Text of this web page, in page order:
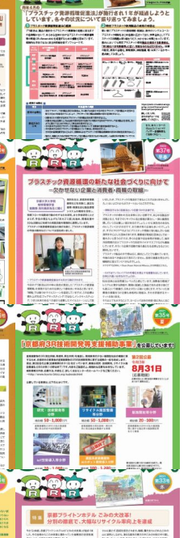
ニュースレター「３Ｒの
ススメ」４１号
ニュースレター「３Ｒの
ススメ」３９号（２０２
３年早春号）
「３Ｒのススメ。」2022
年早春号（第37号）
（2022.3）